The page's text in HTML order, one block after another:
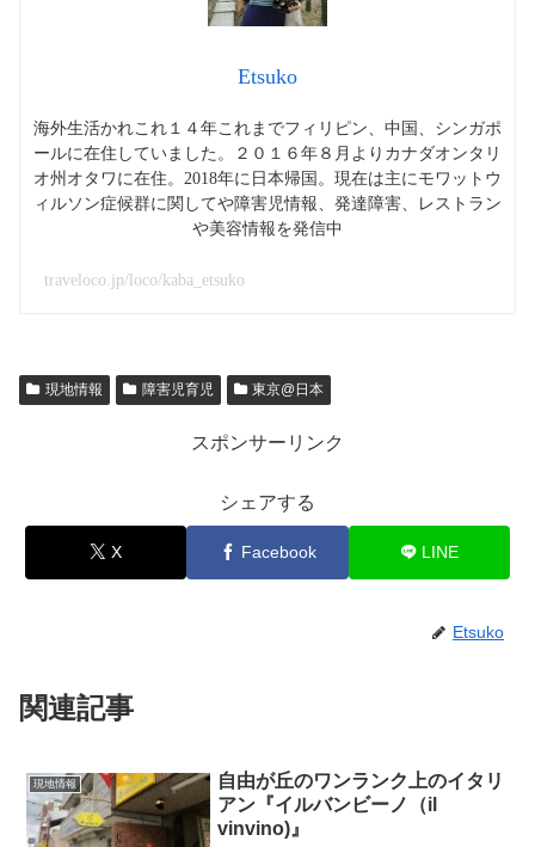
Etsuko
海外生活かれこれ１４年これまでフィリピン、中国、シンガポ
ールに在住していました。２０１６年８月よりカナダオンタリ
オ州オタワに在住。2018年に日本帰国。現在は主にモワットウ
ィルソン症候群に関してや障害児情報、発達障害、レストラン
や美容情報を発信中
traveloco.jp/loco/kaba_etsuko
現地情報 障害児育児 東京@日本
スポンサーリンク
シェアする
X Facebook LINE
Etsuko
関連記事
現地情報
自由が丘のワンランク上のイタリ
アン『イルバンビーノ（il
vinvino)』